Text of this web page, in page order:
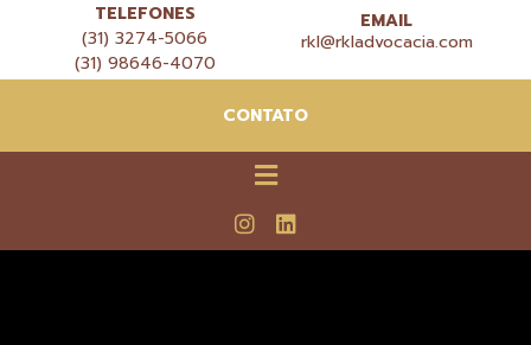
TELEFONES
(31) 3274-5066
(31) 98646-4070
EMAIL
rkl@rkladvocacia.com
CONTATO